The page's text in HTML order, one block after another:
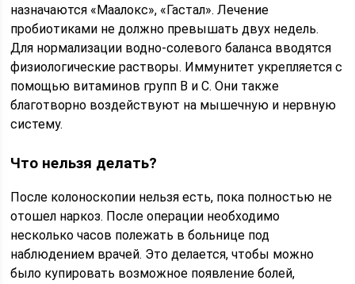
назначаются «Маалокс», «Гастал». Лечение
пробиотиками не должно превышать двух недель.
Для нормализации водно-солевого баланса вводятся
физиологические растворы. Иммунитет укрепляется с
помощью витаминов групп В и С. Они также
благотворно воздействуют на мышечную и нервную
систему.
Что нельзя делать?
После колоноскопии нельзя есть, пока полностью не
отошел наркоз. После операции необходимо
несколько часов полежать в больнице под
наблюдением врачей. Это делается, чтобы можно
было купировать возможное появление болей,